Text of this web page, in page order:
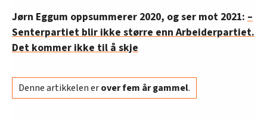
Jørn Eggum oppsummerer 2020, og ser mot 2021: –
Senterpartiet blir ikke større enn Arbeiderpartiet.
Det kommer ikke til å skje
Denne artikkelen erover fem år gammel.